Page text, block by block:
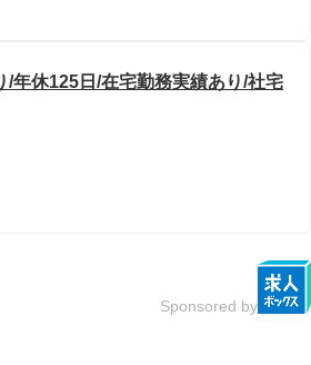
年休125日/在宅勤務実績あり/社宅
Sponsored by